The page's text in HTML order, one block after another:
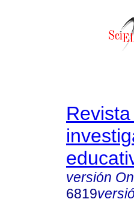
versión
6819